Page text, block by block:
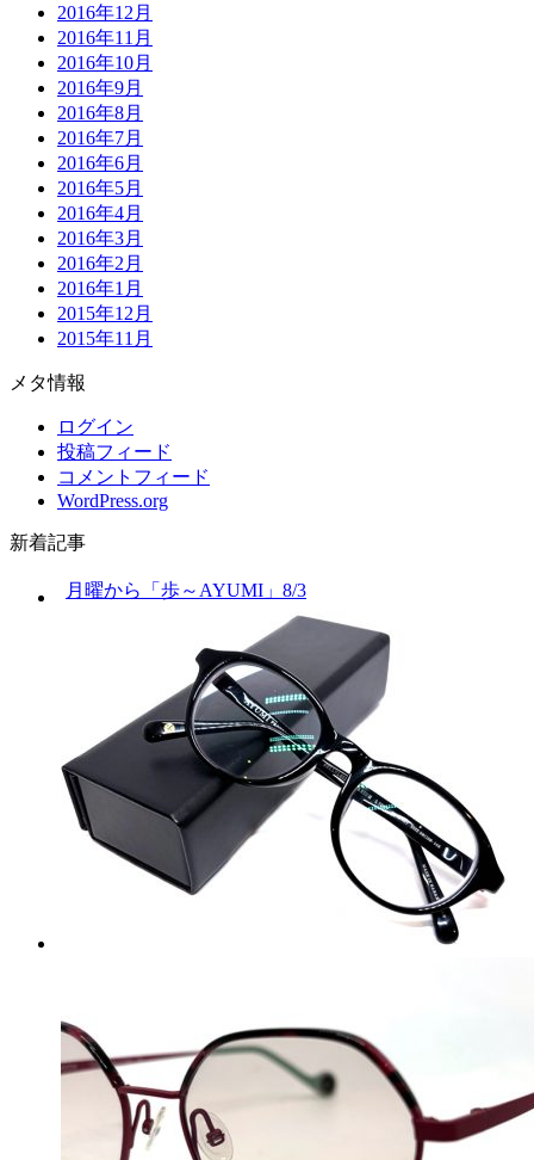
2016年12月
2016年11月
2016年10月
2016年9月
2016年8月
2016年7月
2016年6月
2016年5月
2016年4月
2016年3月
2016年2月
2016年1月
2015年12月
2015年11月
メタ情報
ログイン
投稿フィード
コメントフィード
WordPress.org
新着記事
月曜から「歩～AYUMI」8/3